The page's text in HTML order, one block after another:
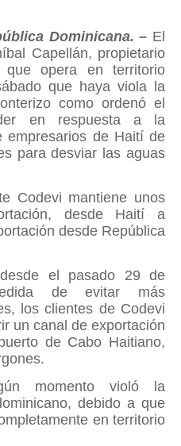
Dominicana. – El
Capellán, propietario
opera en territorio
que haya viola la
como ordenó el
en respuesta a la
empresarios de Haití de
para desviar las aguas
Codevi mantiene unos
desde Haití a
desde República
el pasado 29 de
de evitar más
los clientes de Codevi
un canal de exportación
de Cabo Haitiano,
momento violó la
debido a que
en territorio